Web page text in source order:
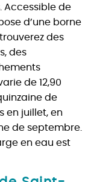
Accessible de
d’une borne
des
des
de 12,90
de
en juillet, en
de septembre.
en eau est